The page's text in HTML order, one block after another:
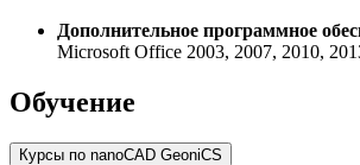
Дополнительное программное
Microsoft Office 2003, 2007, 2010,
Обучение
Курсы по nanoCAD GeoniCS